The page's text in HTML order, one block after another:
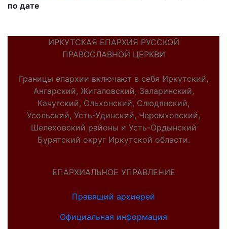
по дате
ИРКУТСКАЯ ЕПАРХИЯ РУССКОЙ
ПРАВОСЛАВНОЙ ЦЕРКВИ
Границы епархии включают в себя Иркутский,
Ангарский, Жигаловский, Заларинский,
Качугский, Ольхонский, Слюдянский,
Усольский, Усть-Удинский, Черемховский,
Шелеховский районы и Усть-Ордынский
Бурятский округ Иркутской области.
ЕПАРХИАЛЬНОЕ УПРАВЛЕНИЕ
Правящий архиерей
Официальная информация